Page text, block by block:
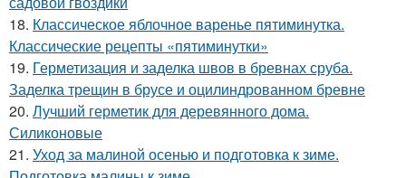
18. Классическое яблочное варенье пятиминутка.
Классические рецепты «пятиминутки»
19. Герметизация и заделка швов в бревнах сруба.
Заделка трещин в брусе и оцилиндрованном бревне
20. Лучший герметик для деревянного дома.
Силиконовые
21. Уход за малиной осенью и подготовка к зиме.